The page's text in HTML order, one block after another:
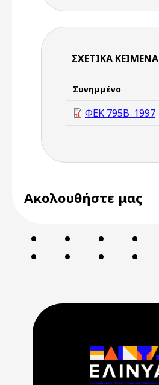
ΣΧΕΤΙΚΆ ΚΕΊΜΕΝΑ
Συνημμένο
ΦΕΚ 795Β_1997
Ακολουθήστε μας